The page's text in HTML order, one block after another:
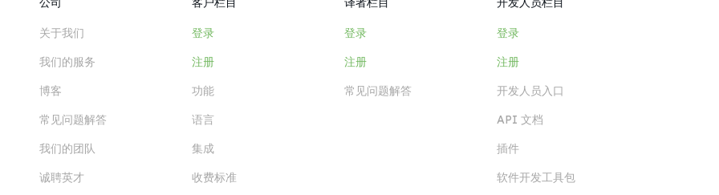
关于我们
我们的服务
博客
常见问题解答
我们的团队
诚聘英才
登录
注册
功能
语言
集成
收费标准
登录
注册
常见问题解答
登录
注册
开发人员入口
API 文档
插件
软件开发工具包